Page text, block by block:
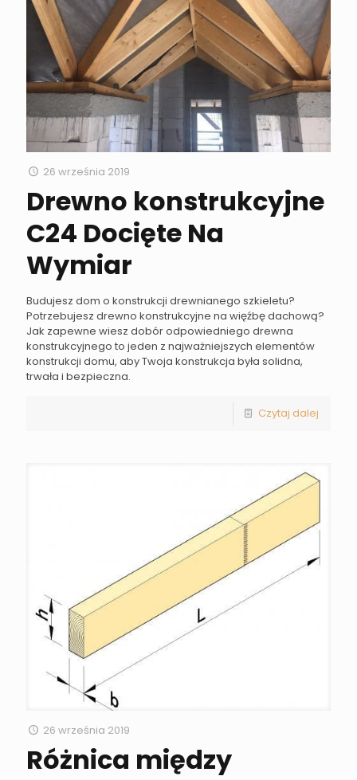
26 września 2019
Drewno konstrukcyjne
C24 Docięte Na
Wymiar
Budujesz dom o konstrukcji drewnianego szkieletu?
Potrzebujesz drewno konstrukcyjne na więźbę dachową?
Jak zapewne wiesz dobór odpowiedniego drewna
konstrukcyjnego to jeden z najważniejszych elementów
konstrukcji domu, aby Twoja konstrukcja była solidna,
trwała i bezpieczna.
Czytaj dalej
26 września 2019
Różnica między